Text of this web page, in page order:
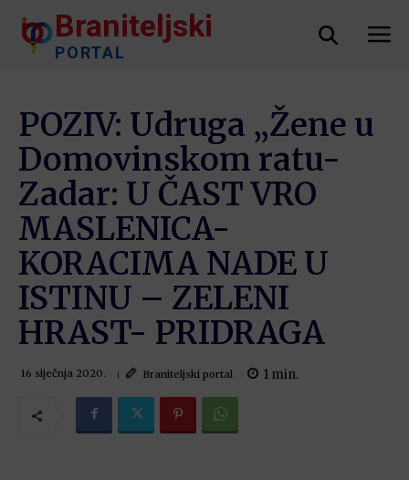
Braniteljski
PORTAL
POZIV: Udruga „Žene u
Domovinskom ratu-
Zadar: U ČAST VRO
MASLENICA-
KORACIMA NADE U
ISTINU – ZELENI
HRAST- PRIDRAGA
16 siječnja 2020. Braniteljski portal 1 min.